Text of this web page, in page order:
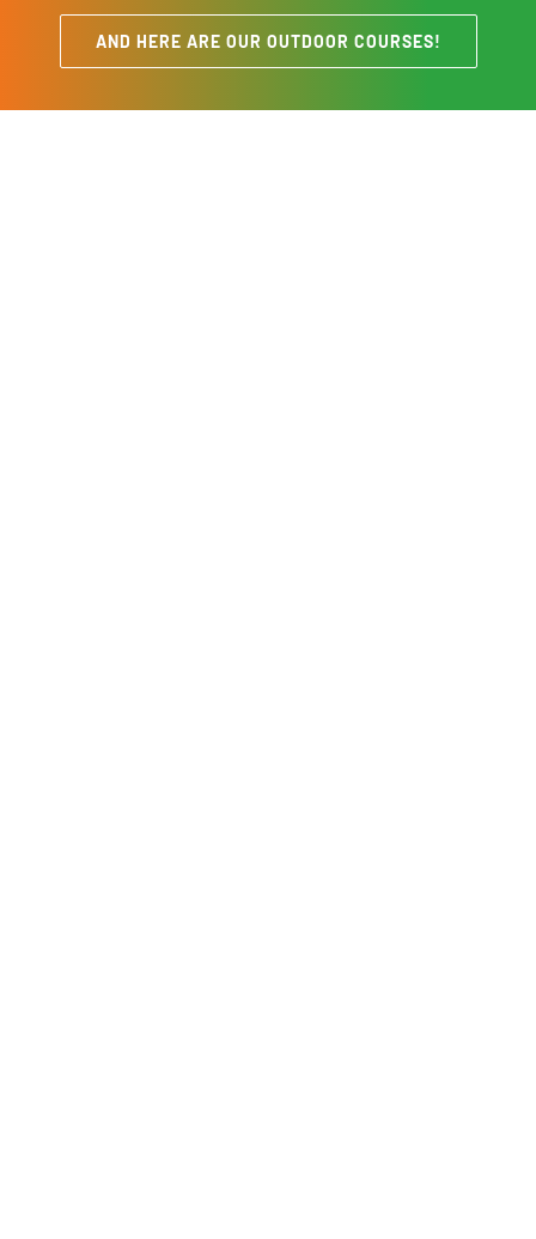
AND HERE ARE OUR OUTDOOR COURSES!